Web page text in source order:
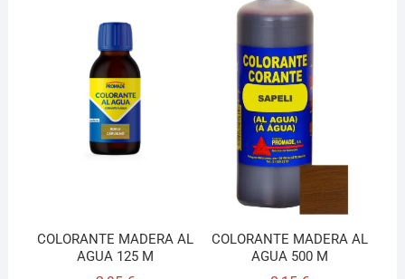
COLORANTE MADERA AL
AGUA 125 M
COLORANTE MADERA AL
AGUA 500 M